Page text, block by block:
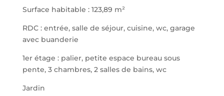
Surface habitable : 123,89 m²
RDC : entrée, salle de séjour, cuisine, wc, garage
avec buanderie
1er étage : palier, petite espace bureau sous
pente, 3 chambres, 2 salles de bains, wc
Jardin